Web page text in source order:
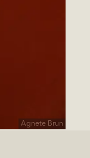
Agnete Brun